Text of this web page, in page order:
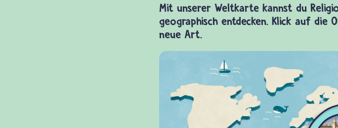
Mit unserer Weltkarte kannst du
geographisch entdecken. Klick auf die
neue Art.